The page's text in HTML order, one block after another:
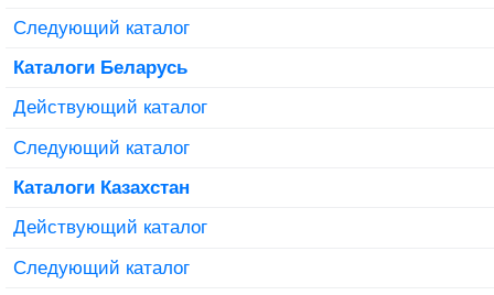
Следующий каталог
Каталоги Беларусь
Действующий каталог
Следующий каталог
Каталоги Казахстан
Действующий каталог
Следующий каталог